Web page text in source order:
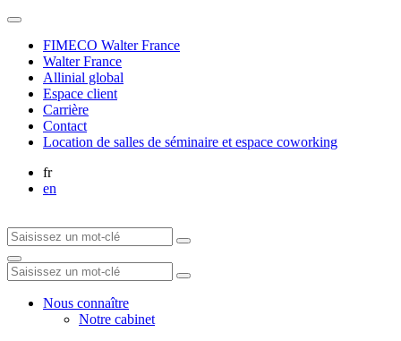
FIMECO Walter France
Walter France
Allinial global
Espace client
Carrière
Contact
Location de salles de séminaire et espace coworking
fr
en
Nous connaître
Notre cabinet